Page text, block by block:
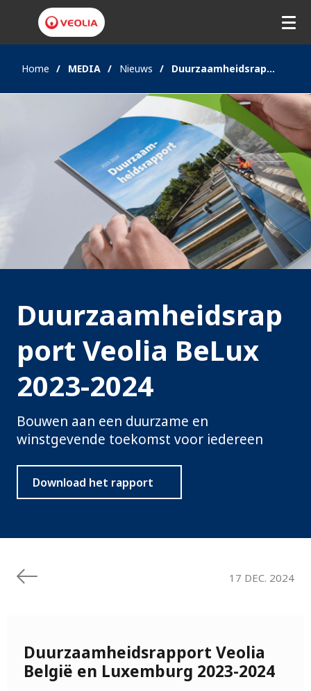
Home MEDIA Nieuws Duurzaamheidsrapport Veolia BeLux 2023-2024
Duurzaamheidsrap
port Veolia BeLux
2023-2024
Bouwen aan een duurzame en
winstgevende toekomst voor iedereen
Download het rapport
17 DEC. 2024
Duurzaamheidsrapport Veolia
België en Luxemburg 2023-2024